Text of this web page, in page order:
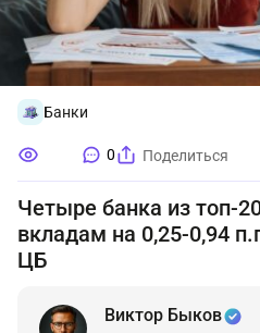
Банки
0 Поделиться
Четыре банка из топ-
вкладам на 0,25-0,94
ЦБ
Виктор Быков